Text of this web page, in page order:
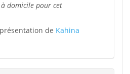
domicile pour cet
de Kahina